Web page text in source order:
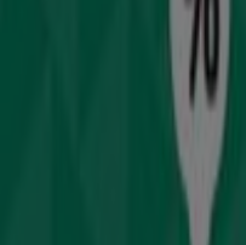
Η Mothercare βρίσκεται
τα μωρά και τα παιδιά
προϊόντα ένδυσης και
έπιπλα και τα αξεσουάρ
διευκολύνουν την
Περισσότερες